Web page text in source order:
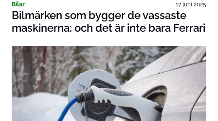
Bilar 17 juni 2025
Bilmärken som bygger de vassaste
maskinerna: och det är inte bara Ferrari